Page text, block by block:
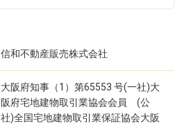
信和不動産販売株式会社
大阪府知事（1）第65553 号(一社)大
阪府宅地建物取引業協会会員 (公
社)全国宅地建物取引業保証協会大阪